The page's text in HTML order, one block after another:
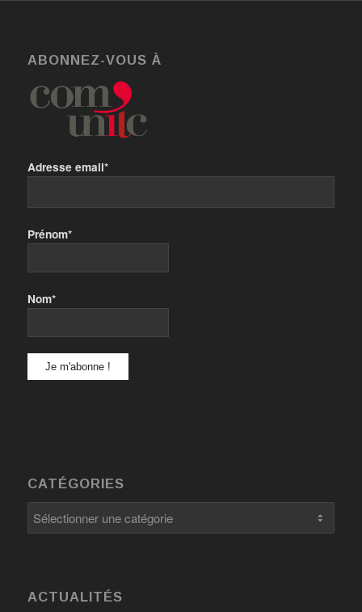
ABONNEZ-VOUS À
Adresse email*
Prénom*
Nom*
CATÉGORIES
Catégories
ACTUALITÉS